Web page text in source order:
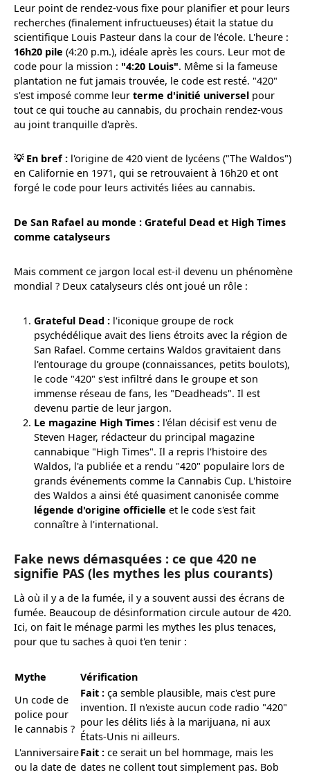
Leur point de rendez-vous fixe pour planifier et pour leurs
recherches (finalement infructueuses) était la statue du
scientifique Louis Pasteur dans la cour de l'école. L'heure :
16h20 pile (4:20 p.m.), idéale après les cours. Leur mot de
code pour la mission : "4:20 Louis". Même si la fameuse
plantation ne fut jamais trouvée, le code est resté. "420"
s'est imposé comme leur terme d'initié universel pour
tout ce qui touche au cannabis, du prochain rendez-vous
au joint tranquille d'après.
💡 En bref : l'origine de 420 vient de lycéens ("The Waldos")
en Californie en 1971, qui se retrouvaient à 16h20 et ont
forgé le code pour leurs activités liées au cannabis.
De San Rafael au monde : Grateful Dead et High Times
comme catalyseurs
Mais comment ce jargon local est-il devenu un phénomène
mondial ? Deux catalyseurs clés ont joué un rôle :
Grateful Dead :l'iconique groupe de rock
psychédélique avait des liens étroits avec la région de
San Rafael. Comme certains Waldos gravitaient dans
l'entourage du groupe (connaissances, petits boulots),
le code "420" s'est infiltré dans le groupe et son
immense réseau de fans, les "Deadheads". Il est
devenu partie de leur jargon.
Le magazine High Times :l'élan décisif est venu de
Steven Hager, rédacteur du principal magazine
cannabique "High Times". Il a repris l'histoire des
Waldos, l'a publiée et a rendu "420" populaire lors de
grands événements comme la Cannabis Cup. L'histoire
des Waldos a ainsi été quasiment canonisée comme
légende d'origine officielle et le code s'est fait
connaître à l'international.
Fake news démasquées : ce que 420 ne
signifie PAS (les mythes les plus courants)
Là où il y a de la fumée, il y a souvent aussi des écrans de
fumée. Beaucoup de désinformation circule autour de 420.
Ici, on fait le ménage parmi les mythes les plus tenaces,
pour que tu saches à quoi t'en tenir :
Mythe
Vérification
Un code de
police pour
le cannabis ?
Fait : ça semble plausible, mais c'est pure
invention. Il n'existe aucun code radio "420"
pour les délits liés à la marijuana, ni aux
États-Unis ni ailleurs.
L'anniversaire
ou la date de
Fait : ce serait un bel hommage, mais les
dates ne collent tout simplement pas. Bob